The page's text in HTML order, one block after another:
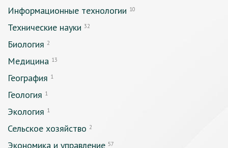
Информационные технологии 10
Технические науки 32
Биология 2
Медицина 13
География 1
Геология 1
Экология 1
Сельское хозяйство 2
Экономика и управление 57